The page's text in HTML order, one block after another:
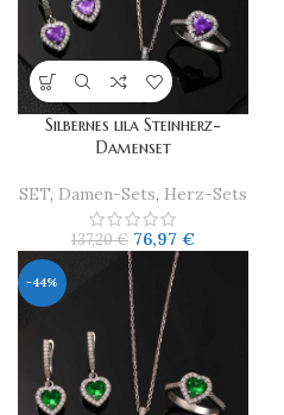
Silbernes lila Steinherz-
Damenset
SET, Damen-Sets, Herz-Sets
137,20€ 76,97 €
-44%